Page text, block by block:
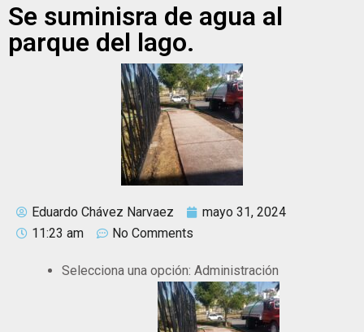
Se suminisra de agua al
parque del lago.
Eduardo Chávez Narvaez
mayo 31, 2024
11:23 am
No Comments
Selecciona una opción: Administración